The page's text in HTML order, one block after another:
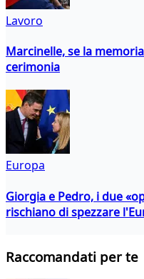
Lavoro
Marcinelle, se la
cerimonia
Europa
Giorgia e Pedro, i due
rischiano di spezzare
Raccomandati per te